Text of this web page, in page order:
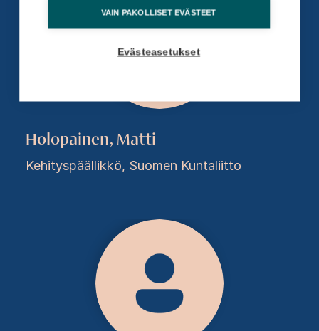
Holopainen, Matti
Kehityspäällikkö, Suomen Kuntaliitto
VAIN PAKOLLISET EVÄSTEET
Evästeasetukset